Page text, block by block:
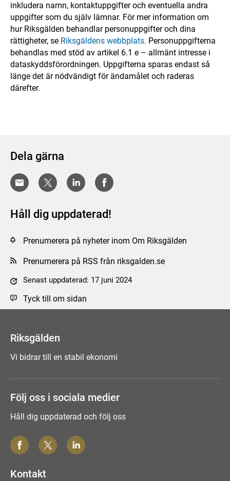
inkludera namn, kontaktuppgifter och eventuella andra
uppgifter som du själv lämnar. För mer information om
hur Riksgälden behandlar personuppgifter och dina
rättigheter, se Riksgäldens webbplats. Personuppgifterna
behandlas med stöd av artikel 6.1 e – allmänt intresse i
dataskyddsförordningen. Uppgifterna sparas endast så
länge det är nödvändigt för ändamålet och raderas
därefter.
Dela gärna
Håll dig uppdaterad!
Prenumerera på nyheter inom Om Riksgälden
Prenumerera på RSS från riksgalden.se
Senast uppdaterad: 17 juni 2024
Tyck till om sidan
Riksgälden
Vi bidrar till en stabil ekonomi
Följ oss i sociala medier
Håll dig uppdaterad och följ oss
Kontakt